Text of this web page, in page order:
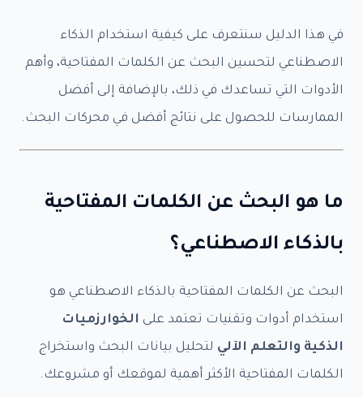
في هذا الدليل سنتعرف على كيفية استخدام الذكاء
الاصطناعي لتحسين البحث عن الكلمات المفتاحية، وأهم
الأدوات التي تساعدك في ذلك، بالإضافة إلى أفضل
الممارسات للحصول على نتائج أفضل في محركات البحث.
ما هو البحث عن الكلمات المفتاحية
بالذكاء الاصطناعي؟
البحث عن الكلمات المفتاحية بالذكاء الاصطناعي هو
استخدام أدوات وتقنيات تعتمد على الخوارزميات
الذكية والتعلم الآلي لتحليل بيانات البحث واستخراج
الكلمات المفتاحية الأكثر أهمية لموقعك أو مشروعك.